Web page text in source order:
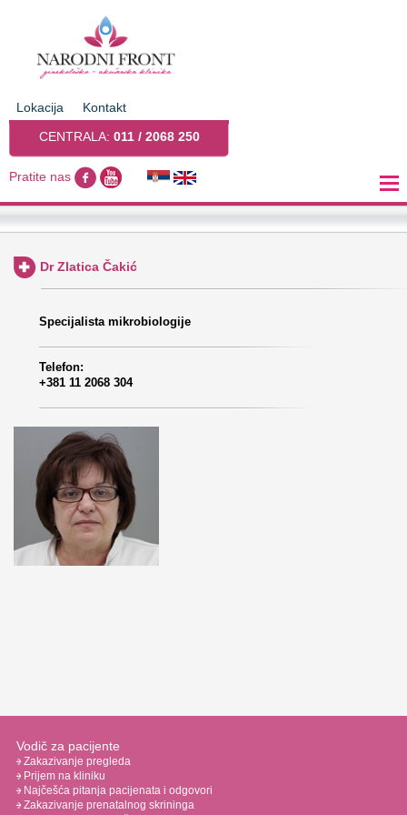
Lokacija
Kontakt
CENTRALA: 011 / 2068 250
Pratite nas
Dr Zlatica Čakić
Specijalista mikrobiologije
Telefon:
+381 11 2068 304
Vodič za pacijente
Zakazivanje pregleda
Prijem na kliniku
Najčešća pitanja pacijenata i odgovori
Zakazivanje prenatalnog skrininga